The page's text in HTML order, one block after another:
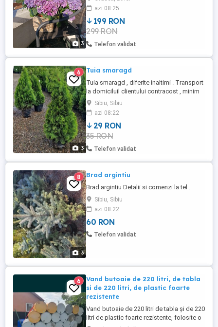
3
culoare și prospețime pe balcon sau
terasă.
azi 08:25
199 RON
299 RON
Telefon validat
3
6 Tuia smaragd
Tuia smaragd , diferite inaltimi . Transport
la domiciluil clientului contracost , minim
10 buc . Detalii si comenzi la tel .
Sibiu, Sibiu
azi 08:22
29 RON
35 RON
Telefon validat
3
8 Brad argintiu
Brad argintiu Detalii si comenzi la tel .
Sibiu, Sibiu
azi 08:22
60 RON
Telefon validat
6
Vand butoaie de 220 litri, de tabla
si de 220 litri, de plastic foarte
rezistente
Vand butoaie de 220 litri de tabla și de 220
litri de plastic foarte rezistente, folosite o